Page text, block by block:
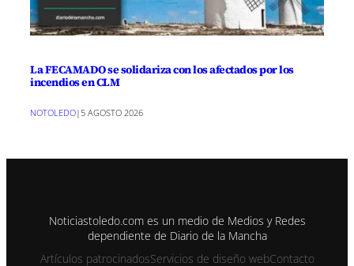
La FECAMADO se solidariza con los afectados por los
incendios en CLM
NOTOLEDO|5 AGOSTO 2026
Noticiastoledo.com es un medio de Medios y Redes
dependiente de Diario de la Mancha
Artículos patrocinadosServicios de diseño webContacto